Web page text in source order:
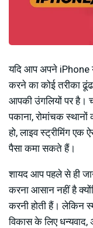
यदि आप अपने iPhone
करने का कोई तरीका
आपकी उंगलियों पर है।
पकाना, रोमांचक
हो, लाइव स्ट्रीमिंग
पैसा कमा सकते हैं।
शायद आप पहले से ही
करना आसान नहीं है
करनी होती हैं। लेकिन
विकास के लिए